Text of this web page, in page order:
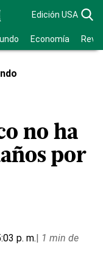
Edición USA
Economía
no ha
por
p. m.| 1 min de